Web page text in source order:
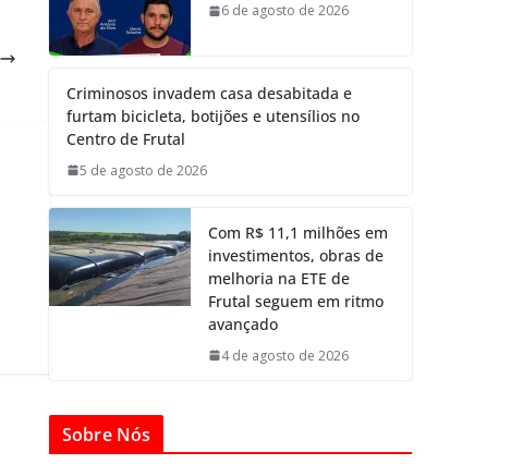
6 de agosto de 2026
Criminosos invadem casa desabitada e
furtam bicicleta, botijões e utensílios no
Centro de Frutal
5 de agosto de 2026
Com R$ 11,1 milhões em
investimentos, obras de
melhoria na ETE de
Frutal seguem em ritmo
avançado
4 de agosto de 2026
Sobre Nós